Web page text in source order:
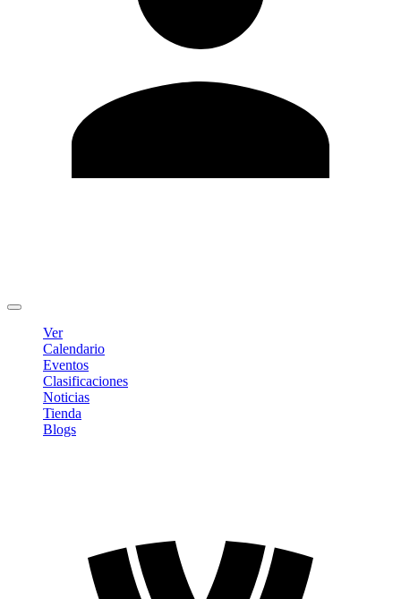
Ver
Calendario
Eventos
Clasificaciones
Noticias
Tienda
Blogs